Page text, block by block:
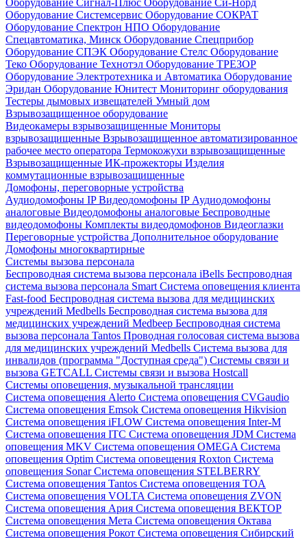
Оборудование Системсервис Оборудование СОКРАТ
Оборудование Спектрон НПО Оборудование
Спецавтоматика, Минск Оборудование Спецприбор
Оборудование СПЭК Оборудование Стелс Оборудование
Теко Оборудование Технотэл Оборудование ТРЕЗОР
Оборудование Электротехника и Автоматика Оборудование
Эридан Оборудование Юнитест Мониторинг оборудования
Тестеры дымовых извещателей Умный дом
Взрывозащищенное оборудование
Видеокамеры взрывозащищенные Мониторы
взрывозащищенные Взрывозащищенное автоматизированное
рабочее место оператора Термокожухи взрывозащищенные
Взрывозащищенные ИК-прожекторы Изделия
коммутационные взрывозащищенные
Домофоны, переговорные устройства
Аудиодомофоны IPВидеодомофоны IP Аудиодомофоны
аналоговые Видеодомофоны аналоговые Беспроводные
видеодомофоны Комплекты видеодомофонов Видеоглазки
Переговорные устройства Дополнительное оборудование
Домофоны многоквартирные
Системы вызова персонала
Беспроводная система вызова персонала iBells Беспроводная
система вызова персонала Smart Система оповещения клиента
Fast-food Беспроводная система вызова для медицинских
учреждений Medbells Беспроводная система вызова для
медицинских учреждений Medbeep Беспроводная система
вызова персонала Tantos Проводная голосовая система вызова
для медицинских учреждений Medbells Система вызова для
инвалидов (программа "Доступная среда") Системы связи и
вызова GETCALL Системы связи и вызова Hostcall
Системы оповещения, музыкальной трансляции
Система оповещения Alerto Система оповещения CVGaudio
Система оповещения Emsok Система оповещения Hikvision
Система оповещения iFLOW Система оповещения Inter-M
Система оповещения ITC Система оповещения JDM Система
оповещения MKV Система оповещения OMEGA Система
оповещения Optim Система оповещения Roxton Система
оповещения SonarСистема оповещения STELBERRY
Система оповещения Tantos Система оповещения TOA
Система оповещения VOLTA Система оповещения ZVON
Система оповещения Ария Система оповещения ВЕКТОР
Система оповещения Мета Система оповещения Октава
Система оповещения Рокот Система оповещения Сибирский